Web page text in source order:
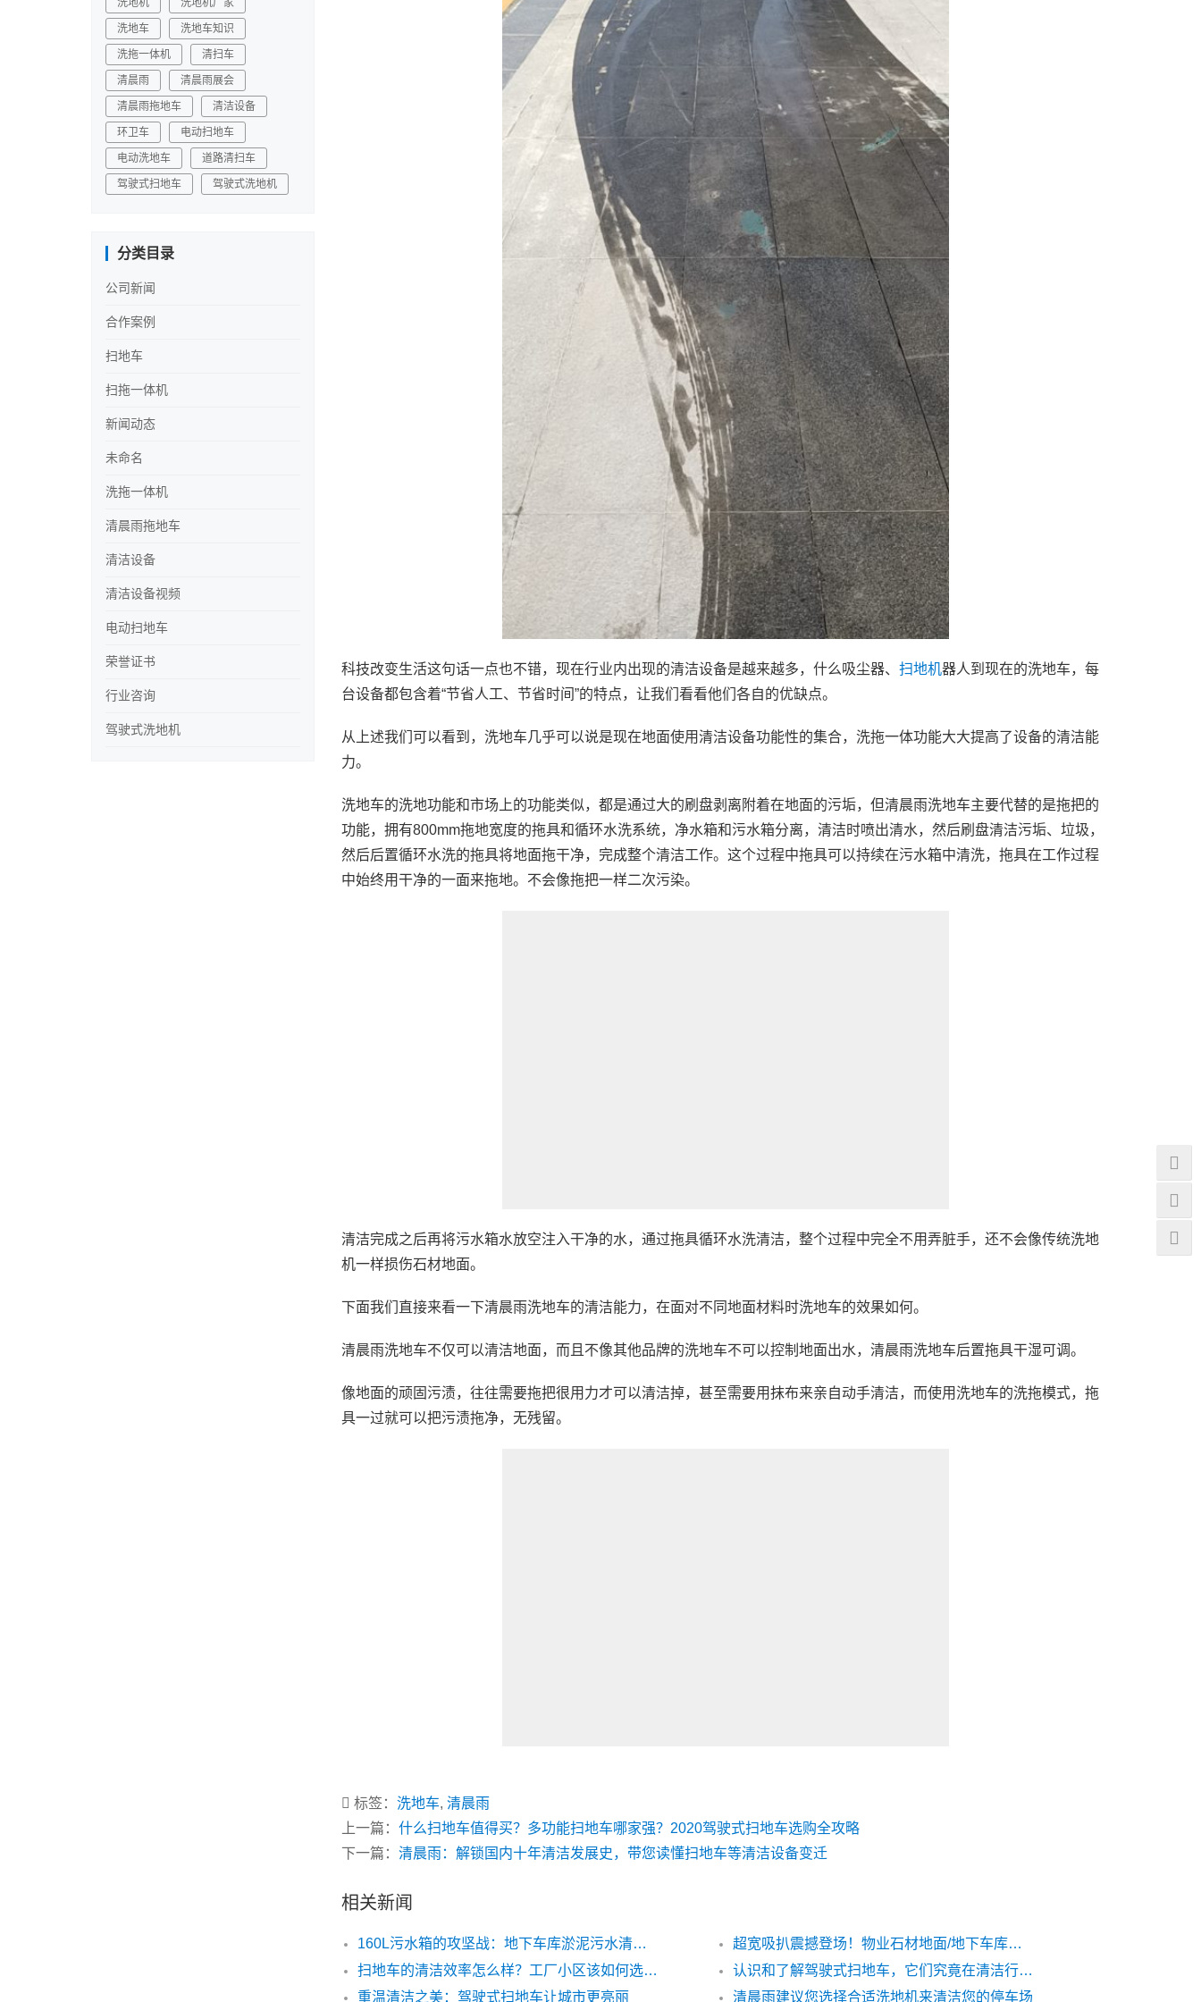
科技改变生活这句话一点也不错，现在行业内出现的清洁设备是越来越多，什么吸尘器、 扫地机器人到现在的洗地车，每
台设备都包含着“节省人工、节省时间”的特点，让我们看看他们各自的优缺点。
从上述我们可以看到，洗地车几乎可以说是现在地面使用清洁设备功能性的集合，洗拖一体功能大大提高了设备的清洁能
力。
洗地车的洗地功能和市场上的功能类似，都是通过大的刷盘剥离附着在地面的污垢，但清晨雨洗地车主要代替的是拖把的
功能，拥有800mm拖地宽度的拖具和循环水洗系统，净水箱和污水箱分离，清洁时喷出清水，然后刷盘清洁污垢、垃圾，
然后后置循环水洗的拖具将地面拖干净，完成整个清洁工作。这个过程中拖具可以持续在污水箱中清洗，拖具在工作过程
中始终用干净的一面来拖地。不会像拖把一样二次污染。
清洁完成之后再将污水箱水放空注入干净的水，通过拖具循环水洗清洁，整个过程中完全不用弄脏手，还不会像传统洗地
机一样损伤石材地面。
下面我们直接来看一下清晨雨洗地车的清洁能力，在面对不同地面材料时洗地车的效果如何。
清晨雨洗地车不仅可以清洁地面，而且不像其他品牌的洗地车不可以控制地面出水，清晨雨洗地车后置拖具干湿可调。
像地面的顽固污渍，往往需要拖把很用力才可以清洁掉，甚至需要用抹布来亲自动手清洁，而使用洗地车的洗拖模式，拖
具一过就可以把污渍拖净，无残留。
上一篇：什么扫地车值得买？多功能扫地车哪家强？2020驾驶式扫地车选购全攻略
下一篇： 清晨雨：解锁国内十年清洁发展史，带您读懂扫地车等清洁设备变迁
重温清洁之美：驾驶式扫地车让城市更亮丽
清晨雨建议您选择合适洗地机来清洁您的停车场
工厂扫地车是什么样的？工业扫地车的优势优点有哪些？
洗地机 洗地机厂家
洗地车 洗地车知识
洗拖一体机 清扫车
清晨雨 清晨雨展会
清晨雨拖地车 清洁设备
环卫车 电动扫地车
电动洗地车 道路清扫车
驾驶式扫地车 驾驶式洗地机
分类目录
公司新闻
合作案例
扫地车
扫拖一体机
新闻动态
未命名
洗拖一体机
清晨雨拖地车
清洁设备
清洁设备视频
电动扫地车
荣誉证书
行业咨询
驾驶式洗地机